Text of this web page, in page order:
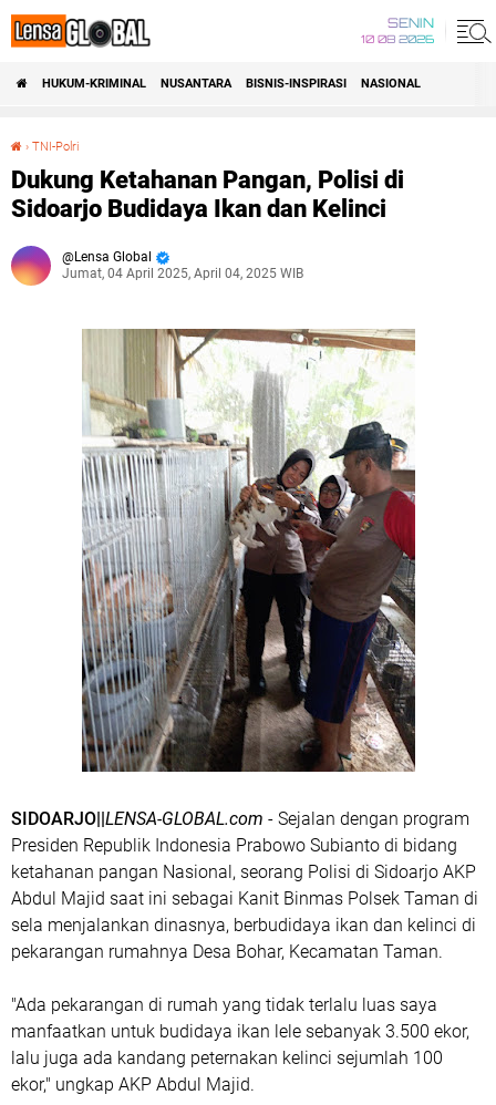
SENIN
10 08 2026
HUKUM-KRIMINAL NUSANTARA BISNIS-INSPIRASI NASIONAL
› TNI-Polri
Dukung Ketahanan Pangan, Polisi di
Sidoarjo Budidaya Ikan dan Kelinci
Lensa Global
Jumat, 04 April 2025, April 04, 2025 WIB
SIDOARJO||LENSA-GLOBAL.com - Sejalan dengan program
Presiden Republik Indonesia Prabowo Subianto di bidang
ketahanan pangan Nasional, seorang Polisi di Sidoarjo AKP
Abdul Majid saat ini sebagai Kanit Binmas Polsek Taman di
sela menjalankan dinasnya, berbudidaya ikan dan kelinci di
pekarangan rumahnya Desa Bohar, Kecamatan Taman.
"Ada pekarangan di rumah yang tidak terlalu luas saya
manfaatkan untuk budidaya ikan lele sebanyak 3.500 ekor,
lalu juga ada kandang peternakan kelinci sejumlah 100
ekor," ungkap AKP Abdul Majid.